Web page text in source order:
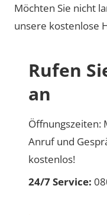
Möchten Sie nicht
unsere kostenlose
Rufen
an
Öffnungszeiten:
Anruf und
kostenlos!
24/7 Service: